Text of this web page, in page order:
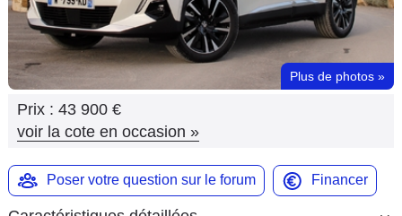
Forum
Moto
Marques
Plus de photos »
Prix : 43 900 €
voir la cote en occasion »
Poser votre question sur le forum Financer